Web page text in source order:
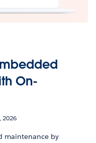
On-
2026
maintenance by